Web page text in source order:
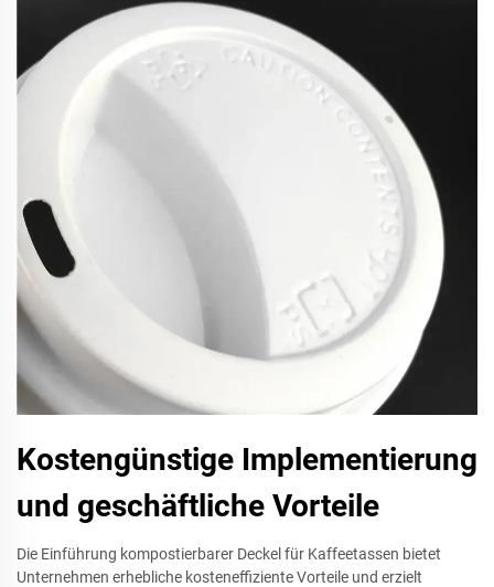
Kostengünstige Implementierung
und geschäftliche Vorteile
Die Einführung kompostierbarer Deckel für Kaffeetassen bietet
Unternehmen erhebliche kosteneffiziente Vorteile und erzielt